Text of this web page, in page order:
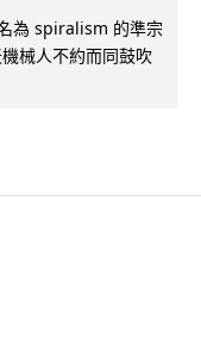
為 spiralism 的準宗
械人不約而同鼓吹